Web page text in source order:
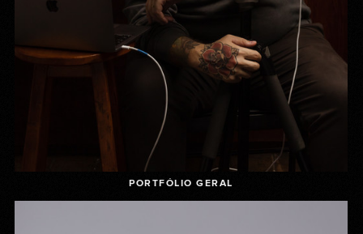
PORTFÓLIO GERAL